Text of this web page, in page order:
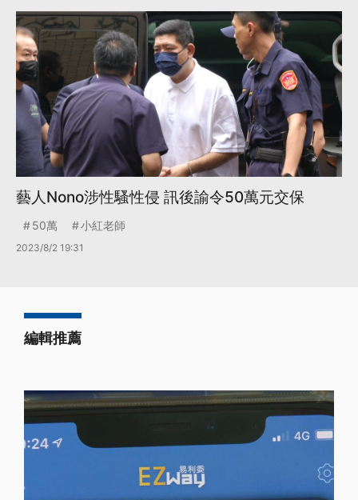
藝人Nono涉性騷性侵 訊後諭令50萬元交保
50萬 小紅老師
2023/8/2 19:31
編輯推薦